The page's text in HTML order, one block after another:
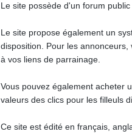
Le site possède d'un forum
Le site propose également un
disposition. Pour les
à vos liens de parrainage.
Vous pouvez également acheter
valeurs des clics pour les filleuls
Ce site est édité en français,